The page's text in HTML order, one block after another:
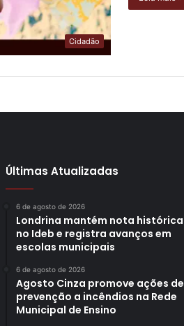
Cidadão
Últimas Atualizadas
6 de agosto de 2026
Londrina mantém nota histórica
no Ideb e registra avanços em
escolas municipais
6 de agosto de 2026
Agosto Cinza promove ações de
prevenção a incêndios na Rede
Municipal de Ensino